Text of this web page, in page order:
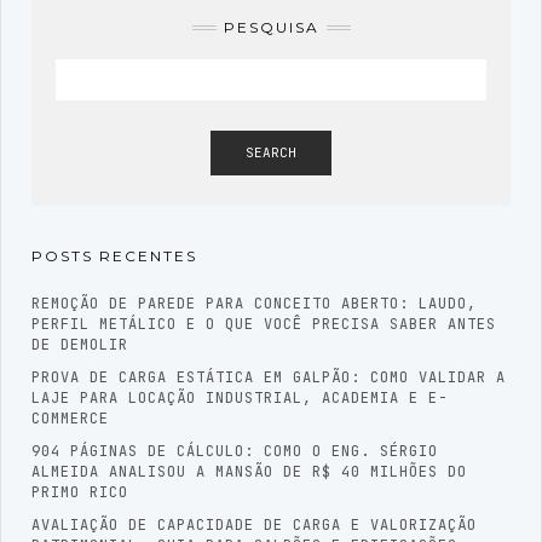
PESQUISA
SEARCH
POSTS RECENTES
REMOÇÃO DE PAREDE PARA CONCEITO ABERTO: LAUDO,
PERFIL METÁLICO E O QUE VOCÊ PRECISA SABER ANTES
DE DEMOLIR
PROVA DE CARGA ESTÁTICA EM GALPÃO: COMO VALIDAR A
LAJE PARA LOCAÇÃO INDUSTRIAL, ACADEMIA E E-
COMMERCE
904 PÁGINAS DE CÁLCULO: COMO O ENG. SÉRGIO
ALMEIDA ANALISOU A MANSÃO DE R$ 40 MILHÕES DO
PRIMO RICO
AVALIAÇÃO DE CAPACIDADE DE CARGA E VALORIZAÇÃO